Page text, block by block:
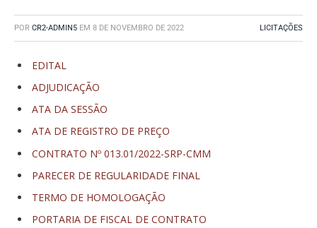
POR CR2-ADMIN5 EM 8 DE NOVEMBRO DE 2022 LICITAÇÕES
EDITAL
ADJUDICAÇÃO
ATA DA SESSÃO
ATA DE REGISTRO DE PREÇO
CONTRATO Nº 013.01/2022-SRP-CMM
PARECER DE REGULARIDADE FINAL
TERMO DE HOMOLOGAÇÃO
PORTARIA DE FISCAL DE CONTRATO